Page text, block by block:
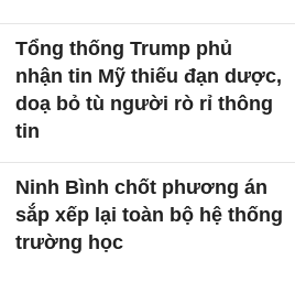
Tổng thống Trump phủ
nhận tin Mỹ thiếu đạn dược,
doạ bỏ tù người rò rỉ thông
tin
Ninh Bình chốt phương án
sắp xếp lại toàn bộ hệ thống
trường học